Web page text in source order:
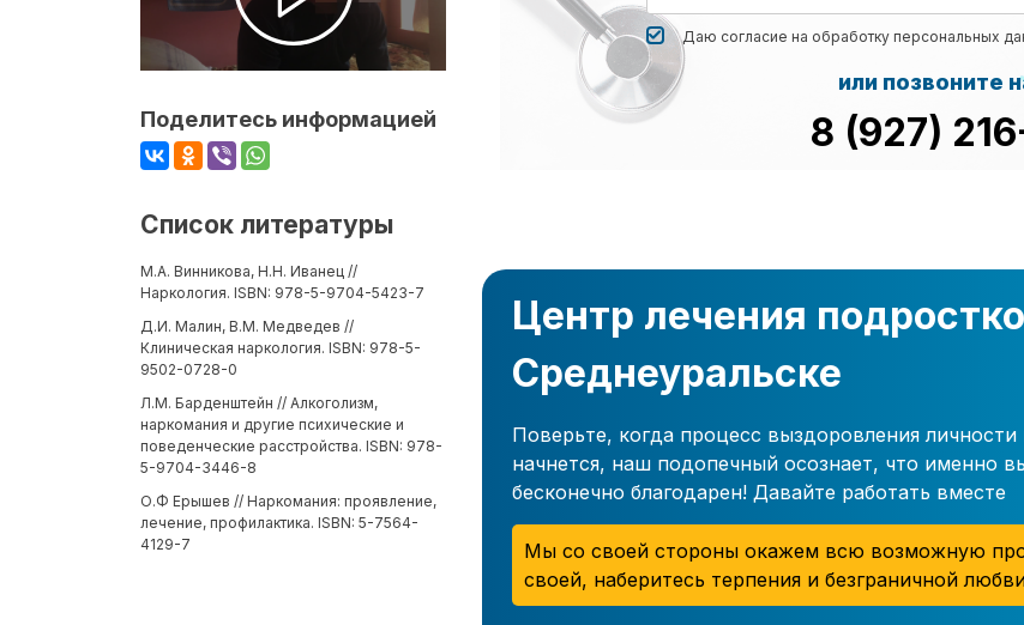
Поделитесь информацией
Список литературы
М.А. Винникова, Н.Н. Иванец //
Наркология. ISBN: 978-5-9704-5423-7
Д.И. Малин, В.М. Медведев //
Клиническая наркология. ISBN: 978-5-
9502-0728-0
Л.М. Барденштейн // Алкоголизм,
наркомания и другие психические и
поведенческие расстройства. ISBN: 978-
5-9704-3446-8
О.Ф Ерышев // Наркомания: проявление,
лечение, профилактика. ISBN: 5-7564-
4129-7
Даю согласие на обработку персональных
или позвоните
8 (927)
Центр лечения
Среднеуральске
Поверьте, когда процесс выздоровления
начнется, наш подопечный осознает, что именно
бесконечно благодарен! Давайте работать вместе
Мы со своей стороны окажем всю возможную
своей, наберитесь терпения и безграничной